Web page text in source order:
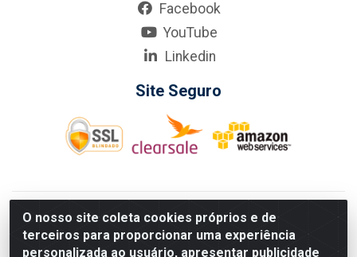
O nosso site coleta cookies próprios e de
terceiros para proporcionar uma experiência
personalizada ao usuário, apresentar publicidade
Facebook
YouTube
Linkedin
Site Seguro
KarneKeijo Logistica Integrada LTDA - Rod. Br-101 Sul, nº3700
- Barro, Recife/PE, 50900-400 CNPJ: 24.150.377/0001-95
Estados atendidos pela KarneKeijo: PE, PB e RN.